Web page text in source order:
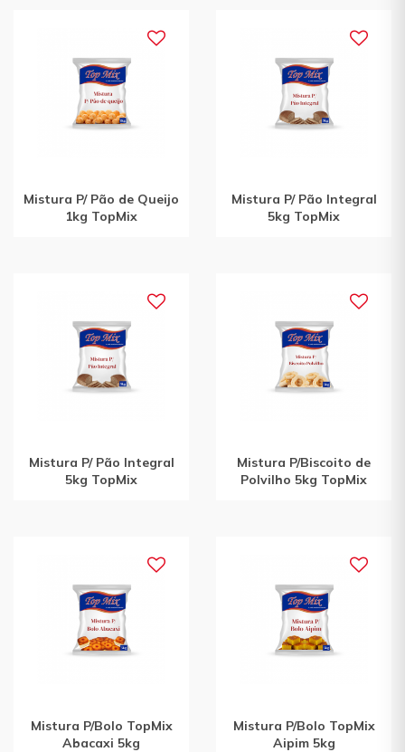
Mistura P/ Pão de Queijo
1kg TopMix
Mistura P/ Pão Integral
5kg TopMix
Mistura P/ Pão Integral
5kg TopMix
Mistura P/Biscoito de
Polvilho 5kg TopMix
Mistura P/Bolo TopMix
Abacaxi 5kg
Mistura P/Bolo TopMix
Aipim 5kg